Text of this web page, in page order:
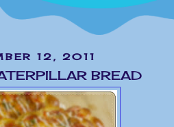
12, 2011
BREAD